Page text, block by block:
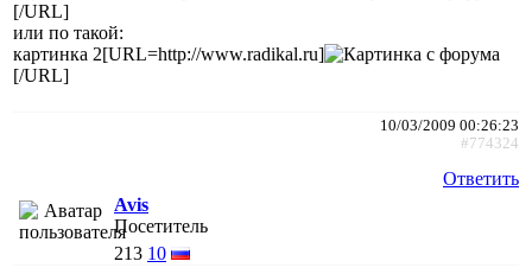
[/URL]
или по такой:
картинка 2[URL=http://www.radikal.ru]
[/URL]
10/03/2009 00:26:23
#774324
Ответить
Avis
Посетитель
213 10